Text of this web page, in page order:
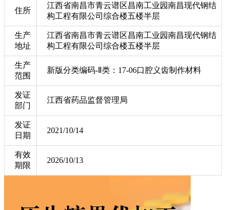
住所
江西省南昌市青云谱区昌南工业园南昌现代钢结
构工程有限公司综合楼五楼半层
生产
地址
江西省南昌市青云谱区昌南工业园南昌现代钢结
构工程有限公司综合楼五楼半层
生产
范围
新版分类编码-Ⅱ类：17-06口腔义齿制作材料
发证
部门
江西省药品监督管理局
发证
日期
2021/10/14
有效
期限
2026/10/13